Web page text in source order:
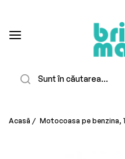
Acasă / Motocoasa pe benzina,